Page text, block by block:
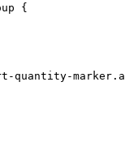
{
quantity-